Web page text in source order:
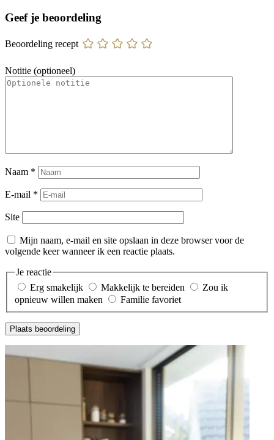
Geef je beoordeling
Beoordeling recept
Notitie (optioneel)
Naam *
E-mail *
Site
Mijn naam, e-mail en site opslaan in deze browser voor de
volgende keer wanneer ik een reactie plaats.
Je reactie
Erg smakelijk
Makkelijk te bereiden
Zou ik
opnieuw willen maken
Familie favoriet
Plaats beoordeling